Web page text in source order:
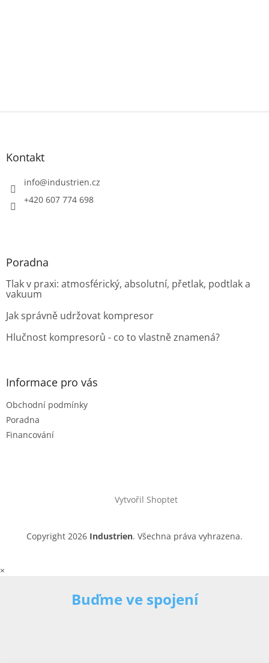
Z
Kontakt
info@industrien.cz
+420 607 774 698
Poradna
Tlak v praxi: atmosférický, absolutní, přetlak, podtlak a
vakuum
Jak správně udržovat kompresor
Hlučnost kompresorů - co to vlastně znamená?
Informace pro vás
Obchodní podmínky
Poradna
Financování
Vytvořil Shoptet
Copyright 2026 Industrien. Všechna práva vyhrazena.
×
Buďme ve spojení